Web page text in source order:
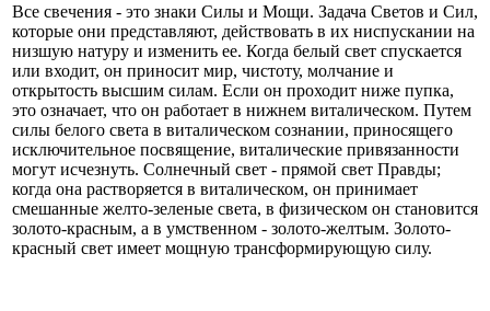
Все свечения - это знаки Силы и Мощи. Задача Светов и Сил,
которые они представляют, действовать в их ниспускании на
низшую натуру и изменить ее. Когда белый свет спускается
или входит, он приносит мир, чистоту, молчание и
открытость высшим силам. Если он проходит ниже пупка,
это означает, что он работает в нижнем виталическом. Путем
силы белого света в виталическом сознании, принося­щего
исключительное посвящение, виталические привязанности
могут исчезнуть. Солнечный свет - прямой свет Правды;
когда она раство­ряется в виталическом, он принимает
смешанные желто-зеленые све­та, в физическом он становится
золото-красным, а в умственном - золото-желтым. Золото-
красный свет имеет мощную трансформирую­щую силу.